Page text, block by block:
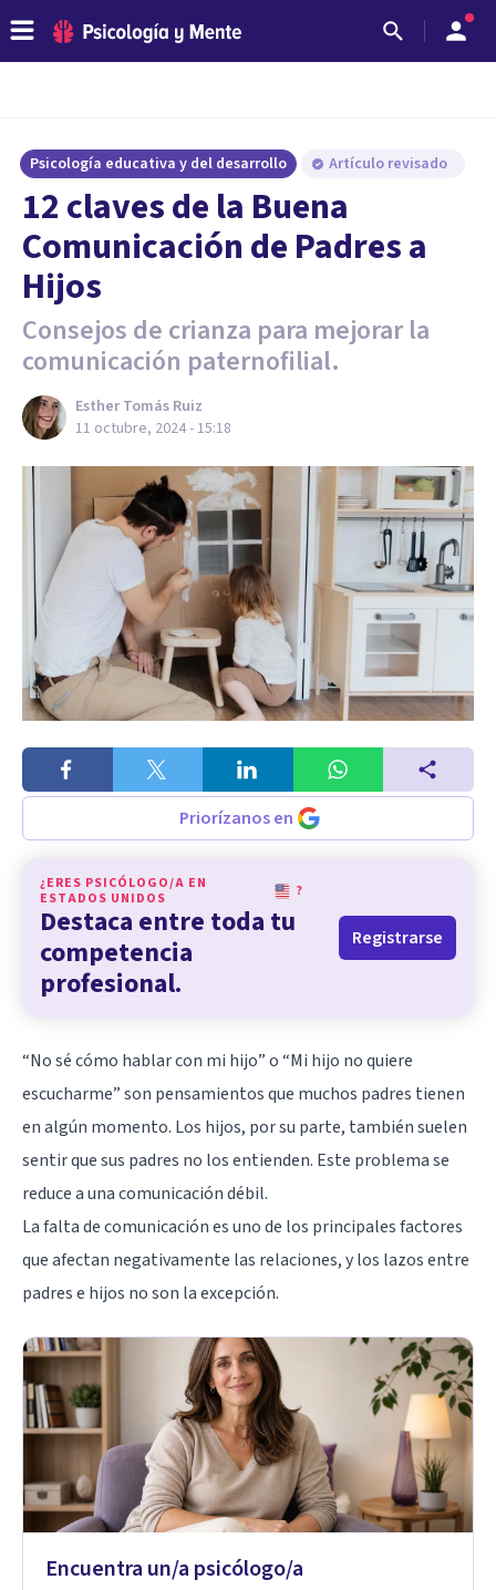
Psicología educativa y del desarrollo Artículo revisado
12 claves de la Buena
Comunicación de Padres a
Hijos
Consejos de crianza para mejorar la
comunicación paternofilial.
Esther Tomás Ruiz
11 octubre, 2024 - 15:18
Priorízanos en
¿ERES PSICÓLOGO/A EN
ESTADOS UNIDOS
?
Destaca entre toda tu
competencia
profesional.
Registrarse
“No sé cómo hablar con mi hijo” o “Mi hijo no quiere
escucharme” son pensamientos que muchos padres tienen
en algún momento. Los hijos, por su parte, también suelen
sentir que sus padres no los entienden. Este problema se
reduce a una comunicación débil.
La falta de comunicación es uno de los principales factores
que afectan negativamente las relaciones, y los lazos entre
padres e hijos no son la excepción.
Encuentra un/a psicólogo/a